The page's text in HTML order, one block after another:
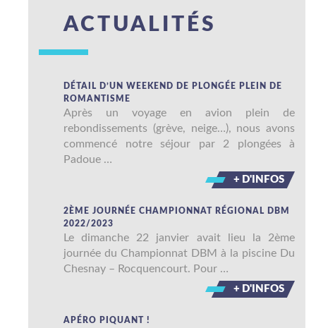
ACTUALITÉS
DÉTAIL D’UN WEEKEND DE PLONGÉE PLEIN DE
ROMANTISME
Après un voyage en avion plein de
rebondissements (grève, neige…), nous avons
commencé notre séjour par 2 plongées à
Padoue …
+ D'INFOS
2ÈME JOURNÉE CHAMPIONNAT RÉGIONAL DBM
2022/2023
Le dimanche 22 janvier avait lieu la 2ème
journée du Championnat DBM à la piscine Du
Chesnay – Rocquencourt. Pour …
+ D'INFOS
APÉRO PIQUANT !